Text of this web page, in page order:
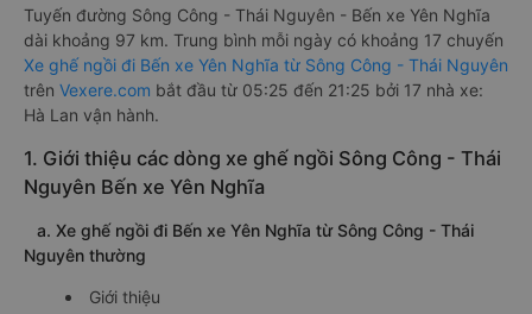
Tuyến đường Sông Công - Thái Nguyên - Bến xe Yên Nghĩa
dài khoảng 97 km. Trung bình mỗi ngày có khoảng 17 chuyến
Xe ghế ngồi đi Bến xe Yên Nghĩa từ Sông Công - Thái Nguyên
trên Vexere.com bắt đầu từ 05:25 đến 21:25 bởi 17 nhà xe:
Hà Lan vận hành.
1. Giới thiệu các dòng xe ghế ngồi Sông Công - Thái
Nguyên Bến xe Yên Nghĩa
a. Xe ghế ngồi đi Bến xe Yên Nghĩa từ Sông Công - Thái
Nguyên thường
Giới thiệu